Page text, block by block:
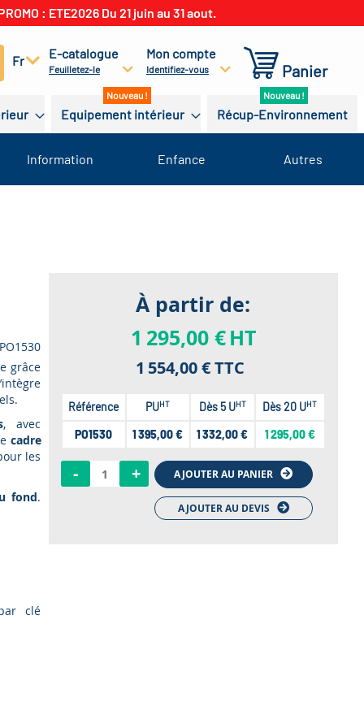
: ETE2026 Du 21 juin au 31 aout.
Fr E-catalogue
Feuilletez-le
Mon compte
Identifiez-vous Panier
Equipement intérieur Récup-Environnement
Information Enfance Autres
PO1530
grâce
, avec
cadre
les
fond.
clé
À partir de:
1 295,00 €HT
1 554,00 €TTC
Référence PUHT Dès 5 UHT Dès 20 UHT
PO1530 1 395,00 € 1 332,00 € 1 295,00 €
- + AJOUTER AU PANIER
AJOUTER AU DEVIS